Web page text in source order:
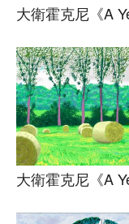
大衛霍克尼《A
大衛霍克尼《A